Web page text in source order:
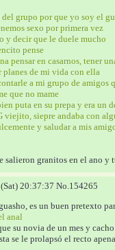
grupo por que yo soy el
sexo por primera vez
y decir que le duele mucho
pense
pensar en casarnos, tener
planes de mi vida con ella
a mi grupo de amigos
que no mame
puta en su prepa y era un
viejito, siepre andaba con
y saludar a mis
salieron granitos en el ano
20:37:37 No.154265
es un buen pretexto
anal
su novia de un mes y
se le prolapsó el recto